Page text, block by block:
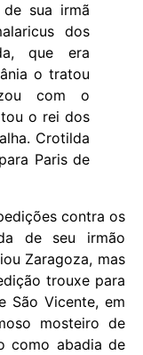
sua irmã
dos
que era
o tratou
com o
o rei dos
Crotilda
Paris de
contra os
de seu irmão
Zaragoza, mas
trouxe para
São Vicente, em
mosteiro de
como abadia de